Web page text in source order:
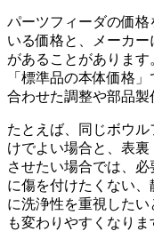
パーツフィーダの価
いる価格と、メーカ
があることがありま
「標準品の本体価格
合わせた調整や部品製
たとえば、同じボウ
けでよい場合と、表
させたい場合では、
に傷を付けたくない
に洗浄性を重視した
も変わりやすくなりま